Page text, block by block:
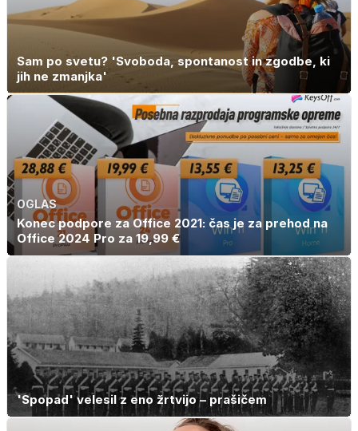
Sam po svetu? 'Svoboda, spontanost in zgodbe, ki
jih ne zmanjka'
OGLAS
Konec podpore za Office 2021: čas je za prehod na
Office 2024 Pro za 19,99 €
'Spopad' velesil z eno žrtvijo – prašičem